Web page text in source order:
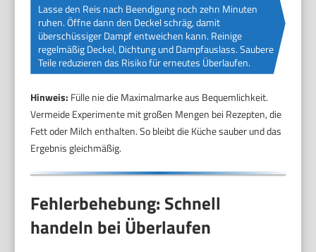
Lasse den Reis nach Beendigung noch zehn Minuten
ruhen. Öffne dann den Deckel schräg, damit
überschüssiger Dampf entweichen kann. Reinige
regelmäßig Deckel, Dichtung und Dampfauslass. Saubere
Teile reduzieren das Risiko für erneutes Überlaufen.
Hinweis: Fülle nie die Maximalmarke aus Bequemlichkeit.
Vermeide Experimente mit großen Mengen bei Rezepten, die
Fett oder Milch enthalten. So bleibt die Küche sauber und das
Ergebnis gleichmäßig.
Fehlerbehebung: Schnell
handeln bei Überlaufen